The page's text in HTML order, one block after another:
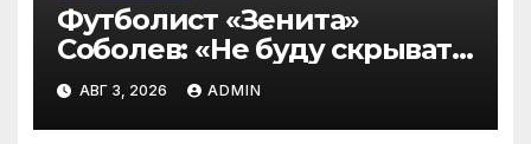
Футболист «Зенита»
Соболев: «Не буду скрывать
— в Оренбурге всегда
тяжело играть»
АВГ 3, 2026 ADMIN